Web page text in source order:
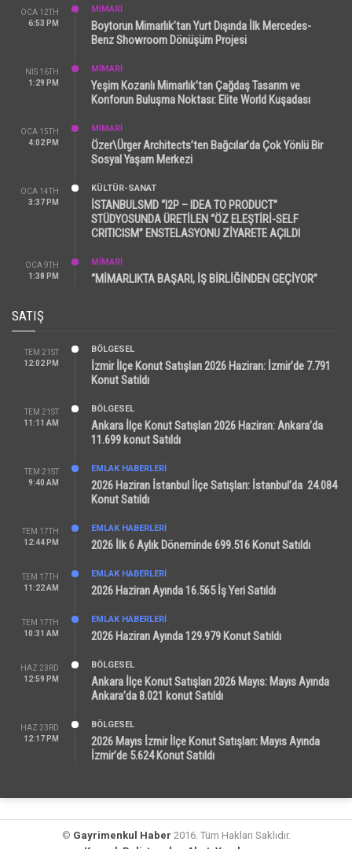
OCA 12TH
6:53 PM
MİMARİ
Boytorun Mimarlık’tan Yurt Dışında İlk Mercedes-
Benz Showroom Dönüşüm Projesi
NIS 16TH
1:29 PM
MİMARİ
Yeşim Kozanlı Mimarlık’tan Çağdaş Tasarım ve
Konforun Buluşma Noktası: Elite World Kuşadası
OCA 15TH
4:02 PM
MİMARİ
Özer\Ürger Architects’ten Bağcılar’da Çok Yönlü Bir
Sosyal Yaşam Merkezi
OCA 14TH
3:37 PM
KÜLTÜR-SANAT
İSTANBULSMD “I2P – IDEA TO PRODUCT”
STÜDYOSUNDA ÜRETİLEN “ÖZ ELEŞTİRİ-SELF
CRITICISM” ENSTELASYONU ZİYARETE AÇILDI
OCA 9TH
1:38 PM
MİMARİ
“MİMARLIKTA BAŞARI, İŞ BİRLİĞİNDEN GEÇİYOR”
SATIŞ
TEM 21ST
12:02 PM
BÖLGESEL
İzmir İlçe Konut Satışları 2026 Haziran: İzmir’de 7.791
Konut Satıldı
TEM 21ST
11:11 AM
BÖLGESEL
Ankara İlçe Konut Satışları 2026 Haziran: Ankara’da
11.699 konut Satıldı
TEM 21ST
9:40 AM
EMLAK HABERLERI
2026 Haziran İstanbul İlçe Satışları: İstanbul’da 24.084
Konut Satıldı
TEM 17TH
12:44 PM
EMLAK HABERLERI
2026 İlk 6 Aylık Döneminde 699.516 Konut Satıldı
TEM 17TH
11:22 AM
EMLAK HABERLERI
2026 Haziran Ayında 16.565 İş Yeri Satıldı
TEM 17TH
10:31 AM
EMLAK HABERLERI
2026 Haziran Ayında 129.979 Konut Satıldı
HAZ 23RD
12:59 PM
BÖLGESEL
Ankara İlçe Konut Satışları 2026 Mayıs: Mayıs Ayında
Ankara’da 8.021 konut Satıldı
HAZ 23RD
12:17 PM
BÖLGESEL
2026 Mayıs İzmir İlçe Konut Satışları: Mayıs Ayında
İzmir’de 5.624 Konut Satıldı
© Gayrimenkul Haber 2016. Tüm Hakları Saklıdır.